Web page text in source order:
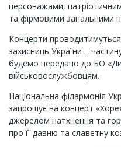
персонажами,
та фірмовими запальними
Концерти проводитимуться
захисниць України –
будемо передано до БО
військовослужбовцям.
Національна філармонія
запрошує на концерт
джерелом натхнення та
про її давню та славетну